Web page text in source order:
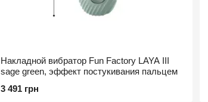
Накладной вибратор Fun Factory LAYA III
sage green, эффект постукивания пальцем
3 491 грн